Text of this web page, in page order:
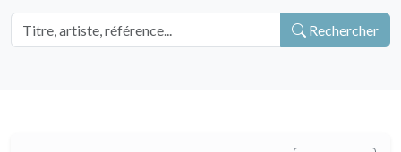
Rechercher